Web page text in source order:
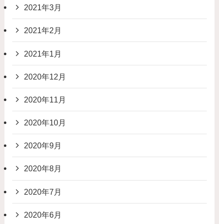
2021年3月
2021年2月
2021年1月
2020年12月
2020年11月
2020年10月
2020年9月
2020年8月
2020年7月
2020年6月